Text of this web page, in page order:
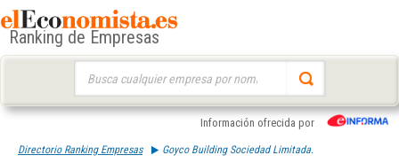
Ranking de Empresas
Información ofrecida por
Directorio Ranking Empresas Goyco Building Sociedad Limitada.